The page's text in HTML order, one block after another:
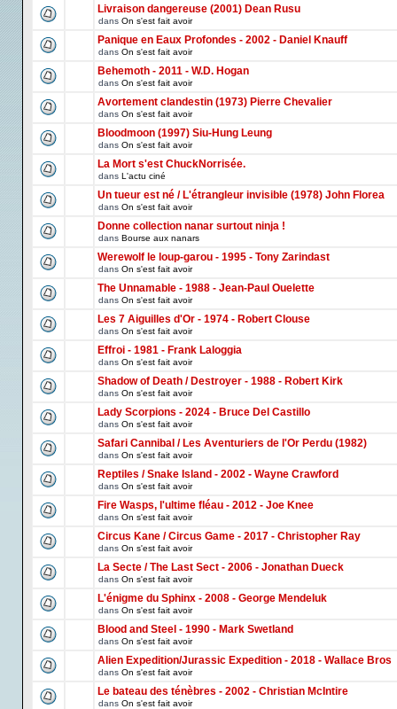
Livraison dangereuse (2001) Dean Rusu
dans On s'est fait avoir
Panique en Eaux Profondes - 2002 - Daniel Knauff
dans On s'est fait avoir
Behemoth - 2011 - W.D. Hogan
dans On s'est fait avoir
Avortement clandestin (1973) Pierre Chevalier
dans On s'est fait avoir
Bloodmoon (1997) Siu-Hung Leung
dans On s'est fait avoir
La Mort s'est ChuckNorrisée.
dans L'actu ciné
Un tueur est né / L'étrangleur invisible (1978) John Florea
dans On s'est fait avoir
Donne collection nanar surtout ninja !
dans Bourse aux nanars
Werewolf le loup-garou - 1995 - Tony Zarindast
dans On s'est fait avoir
The Unnamable - 1988 - Jean-Paul Ouelette
dans On s'est fait avoir
Les 7 Aiguilles d'Or - 1974 - Robert Clouse
dans On s'est fait avoir
Effroi - 1981 - Frank Laloggia
dans On s'est fait avoir
Shadow of Death / Destroyer - 1988 - Robert Kirk
dans On s'est fait avoir
Lady Scorpions - 2024 - Bruce Del Castillo
dans On s'est fait avoir
Safari Cannibal / Les Aventuriers de l'Or Perdu (1982)
dans On s'est fait avoir
Reptiles / Snake Island - 2002 - Wayne Crawford
dans On s'est fait avoir
Fire Wasps, l'ultime fléau - 2012 - Joe Knee
dans On s'est fait avoir
Circus Kane / Circus Game - 2017 - Christopher Ray
dans On s'est fait avoir
La Secte / The Last Sect - 2006 - Jonathan Dueck
dans On s'est fait avoir
L'énigme du Sphinx - 2008 - George Mendeluk
dans On s'est fait avoir
Blood and Steel - 1990 - Mark Swetland
dans On s'est fait avoir
Alien Expedition/Jurassic Expedition - 2018 - Wallace Bros
dans On s'est fait avoir
Le bateau des ténèbres - 2002 - Christian McIntire
dans On s'est fait avoir